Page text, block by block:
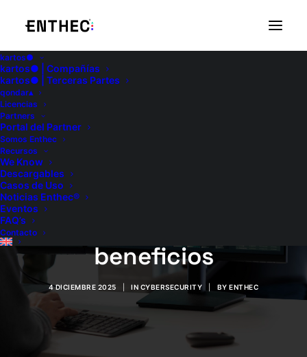
kartos●
kartos● | Compañías
kartos● | Terceras Partes
qondar▴
Licencias
Partners
Portal del Partner
Somos Enthec
Recursos
We Know
Descargables
Casos de Uso
Noticias Enthec®
Eventos
FAQ’s
Contacto
gestionados (MSS):
beneficios
4 DICIEMBRE 2025 IN CYBERSECURITY BYENTHEC